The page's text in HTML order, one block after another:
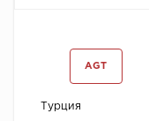
AGT
Турция